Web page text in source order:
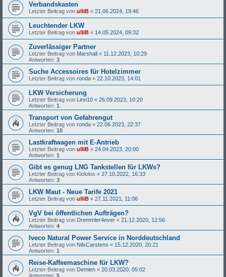
Verbandskasten
Letzter Beitrag von ulliB « 21.06.2024, 19:46
Leuchtender LKW
Letzter Beitrag von ulliB « 14.05.2024, 09:32
Zuverlässiger Partner
Letzter Beitrag von Marshall « 11.12.2023, 10:29
Antworten: 3
Suche Accessoires für Hotelzimmer
Letzter Beitrag von ronda « 22.10.2023, 14:01
LKW Versicherung
Letzter Beitrag von Linn10 « 26.09.2023, 10:20
Antworten: 1
Transport von Gefahrengut
Letzter Beitrag von ronda « 22.06.2023, 22:37
Antworten: 10
Lastkraftwagen mit E-Antrieb
Letzter Beitrag von ulliB « 24.04.2023, 20:00
Antworten: 1
Gibt es genug LNG Tankstellen für LKWs?
Letzter Beitrag von Klololos « 27.10.2022, 16:33
Antworten: 3
LKW Maut - Neue Tarife 2021
Letzter Beitrag von ulliB « 27.11.2021, 11:06
VgV bei öffentlichen Aufträgen?
Letzter Beitrag von Dremmler4ever « 21.12.2020, 12:56
Antworten: 4
Iveco Natural Power Service in Norddeutschland
Letzter Beitrag von NilsCarstens « 15.12.2020, 20:21
Antworten: 1
Reise-Kaffeemaschine für LKW?
Letzter Beitrag von Demien « 20.03.2020, 05:02
Antworten: 5